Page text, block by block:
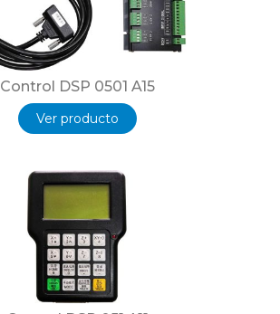
Control DSP 0501 A15
Ver producto